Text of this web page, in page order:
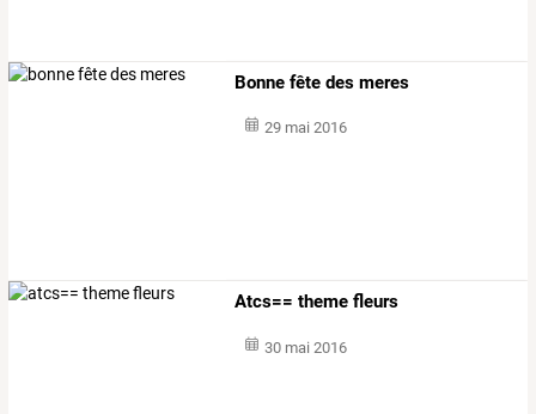
Bonne fête des meres
29 mai 2016
Atcs== theme fleurs
30 mai 2016